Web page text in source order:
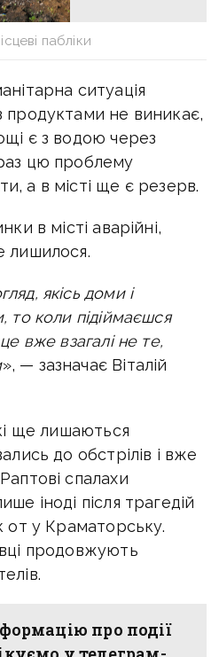
пабліки
ситуація
продуктами не виникає,
є з водою через
цю проблему
а в місті ще є резерв.
в місті аварійні,
лишилося.
якісь доми і
то коли підіймаєшся
вже взагалі не те,
», — зазначає Віталій
ще лишаються
до обстрілів і вже
спалахи
іноді після трагедій
от у Краматорську.
продовжують
про події